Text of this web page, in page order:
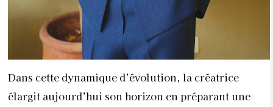
Dans cette dynamique d’évolution, la créatrice
élargit aujourd’hui son horizon en préparant une